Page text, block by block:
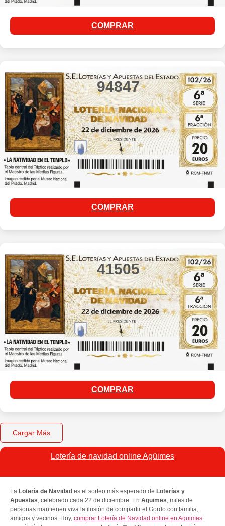
COMPRAR
94847
COMPRAR
41505
COMPRAR
Cargar Más
Lotería de navidad online Agüimes
La Lotería de Navidad es el sorteo más esperado de Loterías y
Apuestas, celebrado cada 22 de diciembre. En Agüimes, miles de
personas mantienen viva la ilusión de compartir el Gordo con familia,
amigos y vecinos. Hoy, comprar Lotería de Navidad online en Agüimes